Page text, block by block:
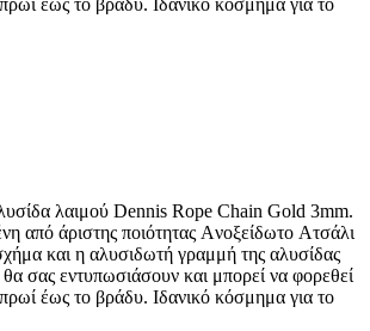
έως το βράδυ. Ιδανικό κόσμημα για το
λαιμού Dennis Rope Chain Gold 3mm.
από άριστης ποιότητας Aνοξείδωτο Aτσάλι
και η αλυσιδωτή γραμμή της αλυσίδας
θα σας εντυπωσιάσουν και μπορεί να φορεθεί
έως το βράδυ. Ιδανικό κόσμημα για το